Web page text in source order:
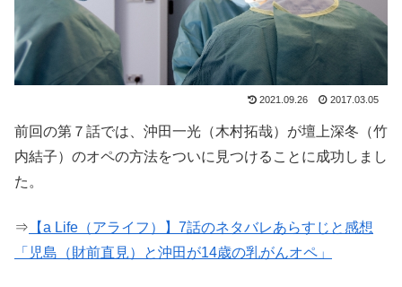
2021.09.26 2017.03.05
前回の第７話では、沖田一光（木村拓哉）が壇上深冬（竹
内結子）のオペの方法をついに見つけることに成功しまし
た。
⇒ 【a Life（アライフ）】7話のネタバレあらすじと感想
「児島（財前直見）と沖田が14歳の乳がんオペ」